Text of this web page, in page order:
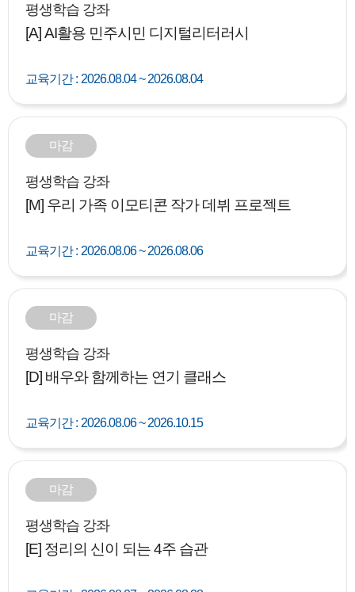
평생학습 강좌
[A] AI활용 민주시민 디지털리터러시
교육기간 : 2026.08.04 ~ 2026.08.04
마감
평생학습 강좌
[M] 우리 가족 이모티콘 작가 데뷔 프로젝트
교육기간 : 2026.08.06 ~ 2026.08.06
마감
평생학습 강좌
[D] 배우와 함께하는 연기 클래스
교육기간 : 2026.08.06 ~ 2026.10.15
마감
평생학습 강좌
[E] 정리의 신이 되는 4주 습관